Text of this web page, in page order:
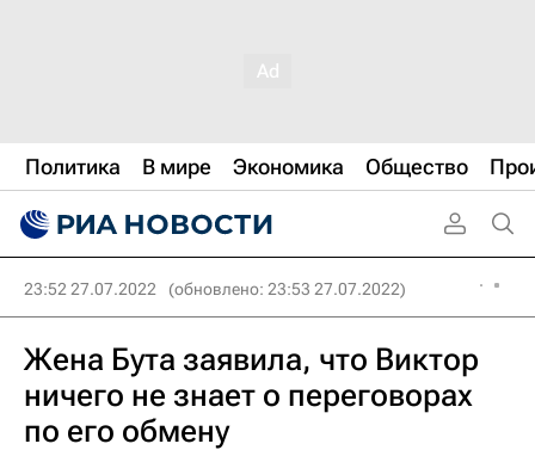
Политика В мире Экономика Общество
23:52 27.07.2022 (обновлено: 23:53 27.07.2022)
Жена Бута заявила, что Виктор
ничего не знает о переговорах
по его обмену